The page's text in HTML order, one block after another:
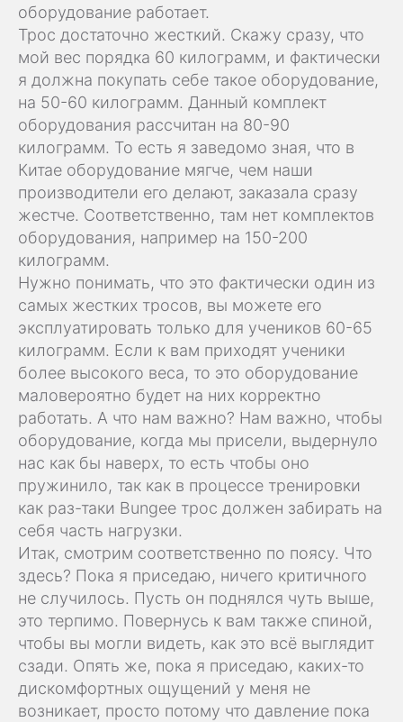
оборудование работает.
Трос достаточно жесткий. Скажу сразу, что
мой вес порядка 60 килограмм, и фактически
я должна покупать себе такое оборудование,
на 50-60 килограмм. Данный комплект
оборудования рассчитан на 80-90
килограмм. То есть я заведомо зная, что в
Китае оборудование мягче, чем наши
производители его делают, заказала сразу
жестче. Соответственно, там нет комплектов
оборудования, например на 150-200
килограмм.
Нужно понимать, что это фактически один из
самых жестких тросов, вы можете его
эксплуатировать только для учеников 60-65
килограмм. Если к вам приходят ученики
более высокого веса, то это оборудование
маловероятно будет на них корректно
работать. А что нам важно? Нам важно, чтобы
оборудование, когда мы присели, выдернуло
нас как бы наверх, то есть чтобы оно
пружинило, так как в процессе тренировки
как раз-таки Bungee трос должен забирать на
себя часть нагрузки.
Итак, смотрим соответственно по поясу. Что
здесь? Пока я приседаю, ничего критичного
не случилось. Пусть он поднялся чуть выше,
это терпимо. Повернусь к вам также спиной,
чтобы вы могли видеть, как это всё выглядит
сзади. Опять же, пока я приседаю, каких-то
дискомфортных ощущений у меня не
возникает, просто потому что давление пока